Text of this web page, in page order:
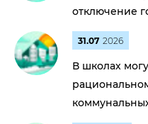
отключение
31.07 2026
В школах